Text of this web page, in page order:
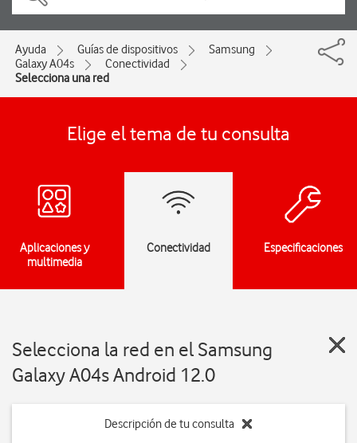
Ayuda Guías de dispositivos
Samsung
Galaxy A04s
Conectividad
Selecciona una red
Elige el tema de tu consulta
Aplicaciones y
multimedia
Conectividad Especificaciones
Selecciona la red en el Samsung
Galaxy A04s Android 12.0
Descripción de tu consulta